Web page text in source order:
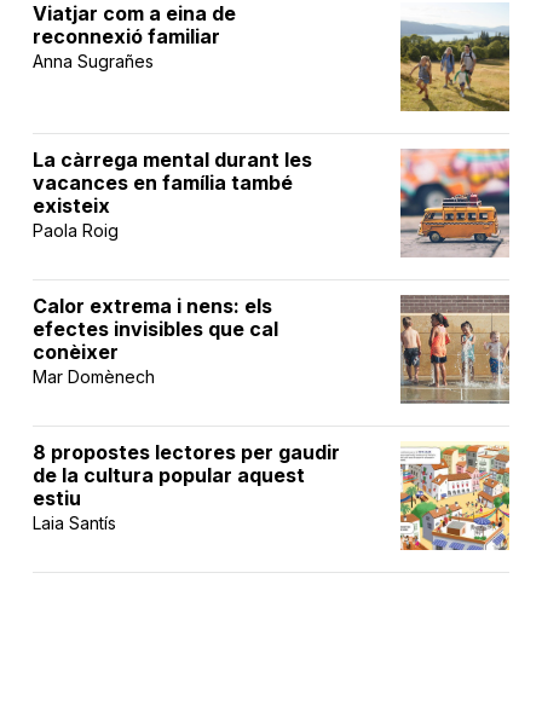
Viatjar com a eina de
reconnexió familiar
Anna Sugrañes
La càrrega mental durant les
vacances en família també
existeix
Paola Roig
Calor extrema i nens: els
efectes invisibles que cal
conèixer
Mar Domènech
8 propostes lectores per gaudir
de la cultura popular aquest
estiu
Laia Santís